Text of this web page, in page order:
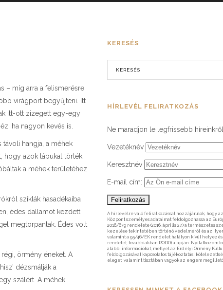
– míg arra a felismerésre
virágport begyűjteni. Itt
itt-ott zizegett egy-egy
ha nagyon kevés is.
hangja, a méhek
hogy azok lábukat törték
a méhek területéhez
sziklák hasadékaiba
édes dallamot kezdett
megtorpantak. Édes volt
örmény éneket. A
dézsmálják a
szálért. A méhek
KERESÉS
HÍRLEVÉL FELIRATKOZÁS
Ne maradjon le legfrissebb
Vezetéknév
Keresztnév
E-mail cím:
A hírlevélre való feliratkozással hozzájárulok, hogy
Központ személyes adataimat feldolgozhassa az
2016/679 rendelete (2016. április 27.) a természetes
kezelése tekintetében történő védelméről és az
valamint a 95/46/EK rendelet hatályon kívül
rendelet, továbbiakban RODO) alapján. Nyilatkozom
alábbi információkat, mellyel az Erdélyi Örmény
feldolgozásával kapcsolatos tájékoztatási
eleget, valamint tisztában vagyok az engem megillető